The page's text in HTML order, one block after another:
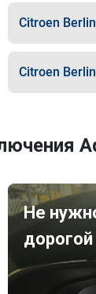
Citroen
Citroen
Не